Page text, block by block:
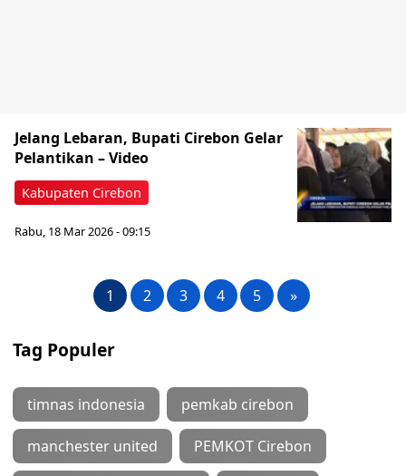
Kabupaten Cirebon
Jelang Lebaran, Bupati Cirebon Gelar
Pelantikan – Video
Rabu, 18 Mar 2026 - 09:15
1 2 3 4 5 »
Tag Populer
timnas indonesia pemkab cirebon
manchester united PEMKOT Cirebon